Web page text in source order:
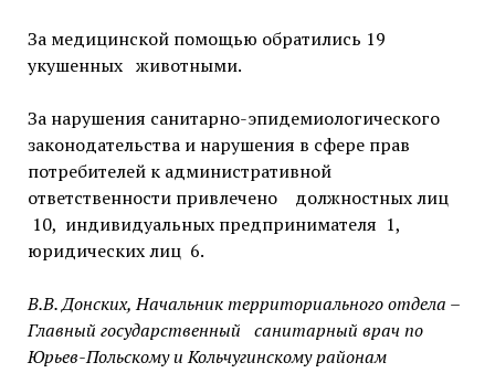
За медицинской помощью обратились 19
укушенных животными.
За нарушения санитарно-эпидемиологического
законодательства и нарушения в сфере прав
потребителей к административной
ответственности привлечено должностных лиц
10, индивидуальных предпринимателя 1,
юридических лиц 6.
В.В. Донских, Начальник территориального отдела –
Главный государственный санитарный врач по
Юрьев-Польскому и Кольчугинскому районам